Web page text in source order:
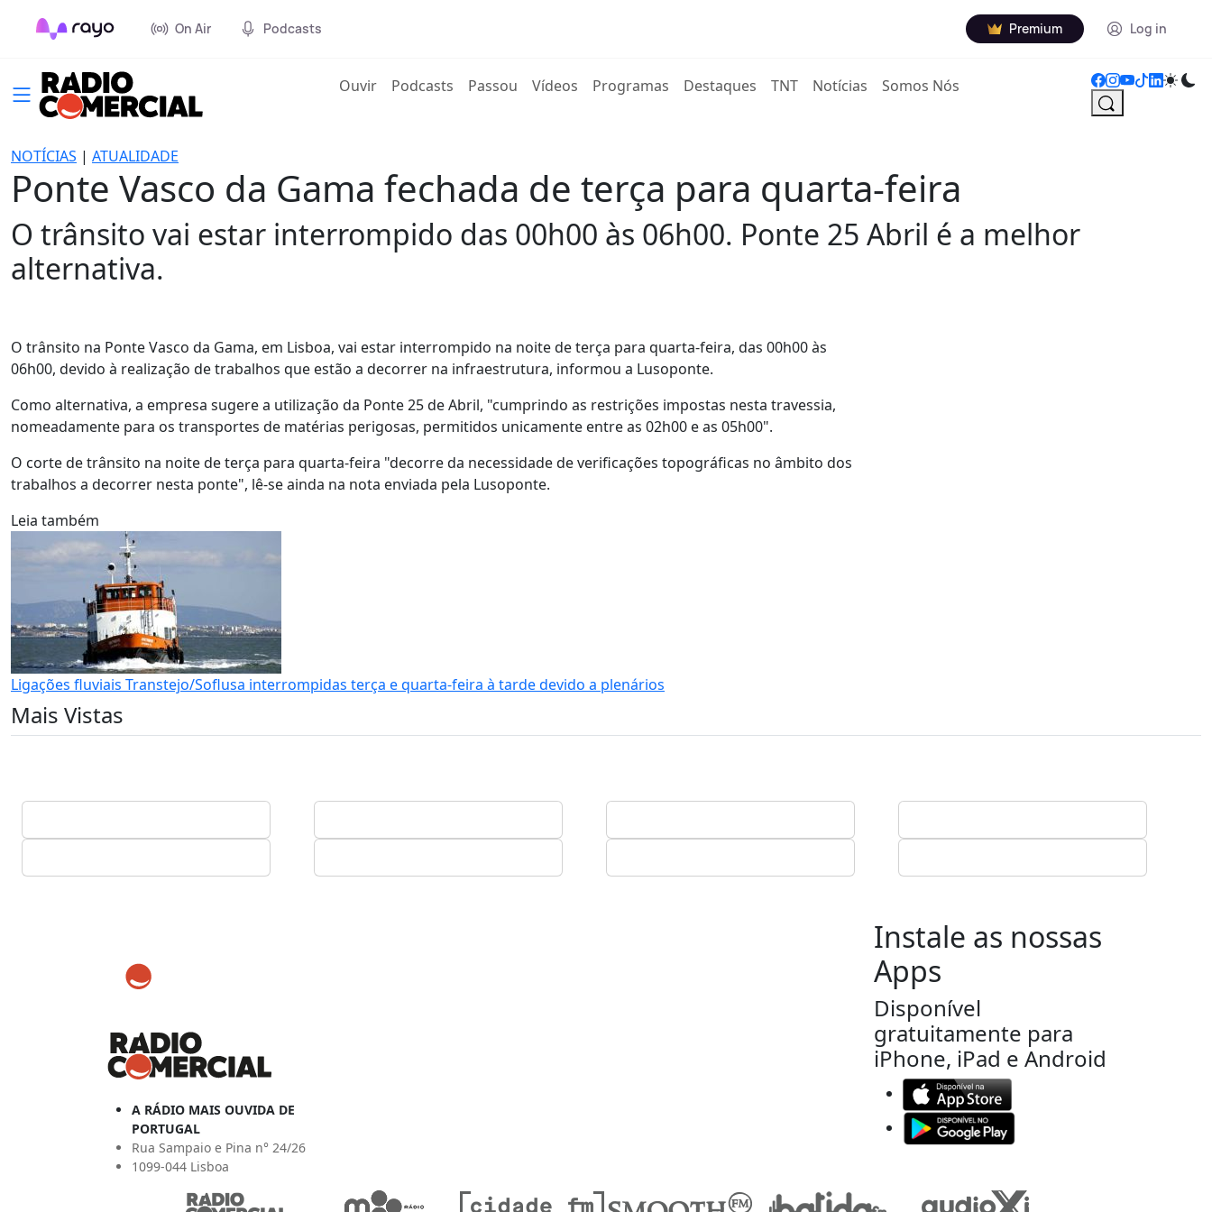
On Air Podcasts Premium Log in
Ouvir(current)
Podcasts Passou Vídeos Programas Destaques TNT Notícias Somos Nós
NOTÍCIAS | ATUALIDADE
Ponte Vasco da Gama fechada de terça para quarta-feira
O trânsito vai estar interrompido das 00h00 às 06h00. Ponte 25 Abril é a melhor
alternativa.
O trânsito na Ponte Vasco da Gama, em Lisboa, vai estar interrompido na noite de terça para quarta-feira, das 00h00 às
06h00, devido à realização de trabalhos que estão a decorrer na infraestrutura, informou a Lusoponte.
Como alternativa, a empresa sugere a utilização da Ponte 25 de Abril, "cumprindo as restrições impostas nesta travessia,
nomeadamente para os transportes de matérias perigosas, permitidos unicamente entre as 02h00 e as 05h00".
O corte de trânsito na noite de terça para quarta-feira "decorre da necessidade de verificações topográficas no âmbito dos
trabalhos a decorrer nesta ponte", lê-se ainda na nota enviada pela Lusoponte.
Leia também
Ligações fluviais Transtejo/Soflusa interrompidas terça e quarta-feira à tarde devido a plenários
Mais Vistas
A RÁDIO MAIS OUVIDA DE
PORTUGAL
Rua Sampaio e Pina n° 24/26
1099-044 Lisboa
Instale as nossas
Apps
Disponível
gratuitamente para
iPhone, iPad e Android